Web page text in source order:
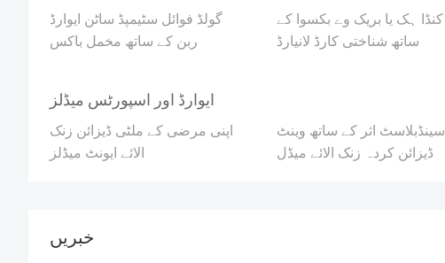
گولڈ فوائل سٹیمپڈ ساٹن ایوارڈ
ربن کے ساتھ مخمل باکس
کنڈا ہک یا بریک وے بکسوا کے
ساتھ شناختی کارڈ لانیارڈ
ایوارڈ اور اسپورٹس میڈلز
اپنی مرضی کے ملٹی ڈیزائن زنک
الائے ایونٹ میڈلز
سینڈبلاسٹ اثر کے ساتھ وینٹ
ڈیزائن کردہ زنک الائے میڈل
خبریں